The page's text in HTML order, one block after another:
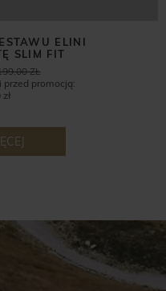
ELINI
SLIM FIT
ZŁ
przed promocją: